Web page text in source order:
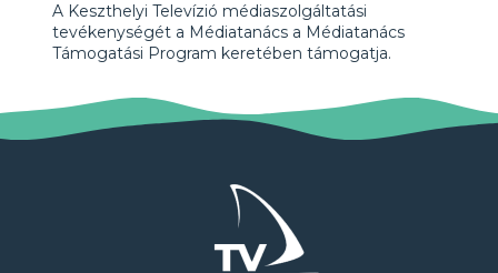
A Keszthelyi Televízió médiaszolgáltatási
tevékenységét a Médiatanács a Médiatanács
Támogatási Program keretében támogatja.